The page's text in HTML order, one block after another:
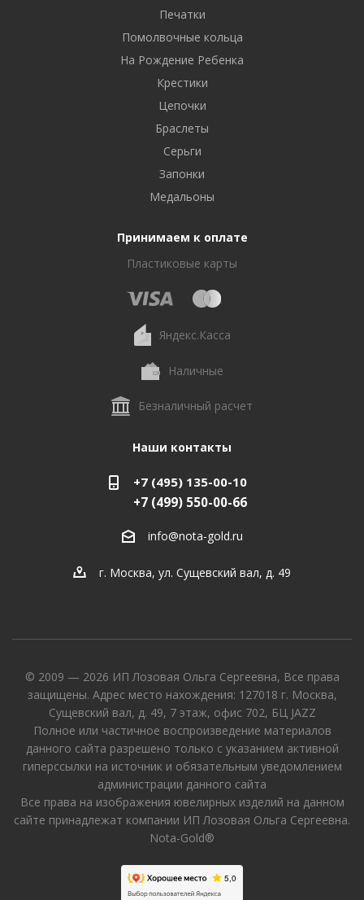
Печатки
Помолвочные кольца
На Рождение Ребенка
Крестики
Цепочки
Браслеты
Серьги
Запонки
Медальоны
Принимаем к оплате
Пластиковые карты
Яндекс.Касса
Наличные
Безналичный расчет
Наши контакты
+7 (495) 135-00-10
+7 (499) 550-00-66
info@nota-gold.ru
г. Москва, ул. Сущевский вал, д. 49
© 2009 — 2026 ИП Лозовая Ольга Сергеевна, Все права
защищены. Адрес место нахождения: 127018 г. Москва,
Сущевский вал, д. 49, 7 этаж, офис 702, БЦ JAZZ
Полное или частичное воспроизведение материалов
данного сайта разрешено только с указанием активной
гиперссылки на источник и обязательным уведомлением
администрации данного сайта
Все права на изображения ювелирных изделий на данном
сайте принадлежат компании ИП Лозовая Ольга Сергеевна.
Nota-Gold®